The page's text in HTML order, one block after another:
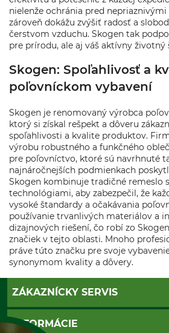
nielenže ochránia pred
zároveň dokážu zvýšiť radosť a
čerstvom vzduchu. Skogen tak
pre prírodu, ale aj váš aktívny životný
Skogen: Spoľahlivosť a
poľovníckom vybavení
Skogen je renomovaný výrobca
ktorý si získal rešpekt a dôveru
spoľahlivosti a kvalite produktov.
výrobu robustného a funkčného
pre poľovníctvo, ktoré sú navrhnuté
najnáročnejších podmienkach
Skogen kombinuje tradičné remeslo
technológiami, aby zabezpečil, že
vysoké štandardy a očakávania
používanie trvanlivých materiálov a
dizajnových riešení, čo robí zo
značiek v tejto oblasti. Mnoho
práve túto značku pre svoje
synonymom kvality a dôvery.
ZÁKAZNÍCKY SERVIS
Kontakt
INFORMÁCIE